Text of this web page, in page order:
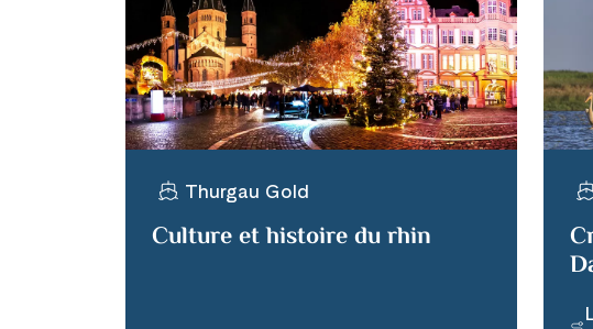
X
Telegram
Thurgau Gold
Culture et histoire du rhin